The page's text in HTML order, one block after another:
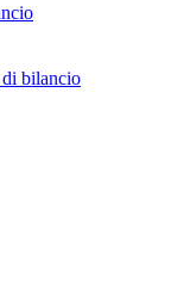
di bilancio